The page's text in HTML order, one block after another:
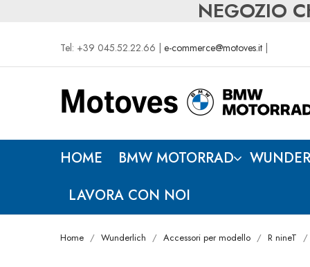
NEGOZIO
Tel: +39 045.52.22.66 | e-commerce@motoves.it
HOME BMW MOTORRAD
LAVORA CON NOI
Home Wunderlich Accessori per modello R nineT